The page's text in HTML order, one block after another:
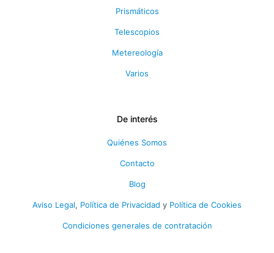
Prismáticos
Telescopios
Metereología
Varios
De interés
Quiénes Somos
Contacto
Blog
Aviso Legal, Política de Privacidad y Política de Cookies
Condiciones generales de contratación